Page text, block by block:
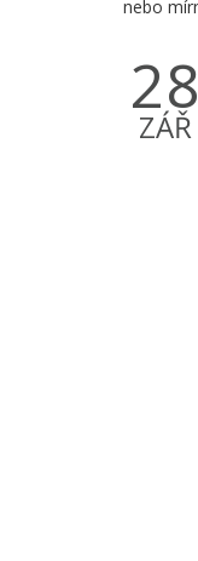
nebo
28
ZÁŘ